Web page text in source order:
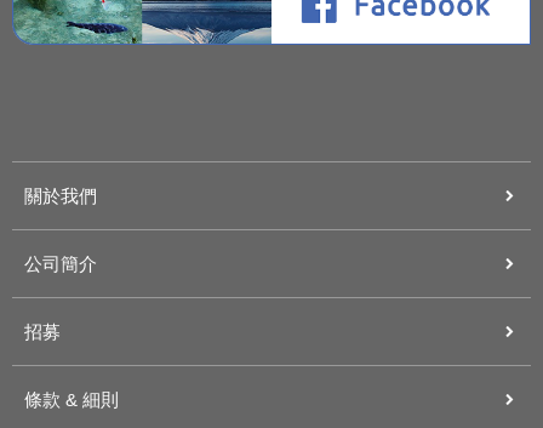
關於我們
公司簡介
招募
條款 & 細則